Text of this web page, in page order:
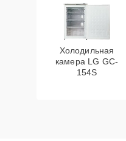
Холодильная
камера LG GC-
154S